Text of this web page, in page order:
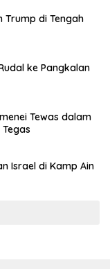
Trump di Tengah
ke Pangkalan
Tewas dalam
Israel di Kamp Ain